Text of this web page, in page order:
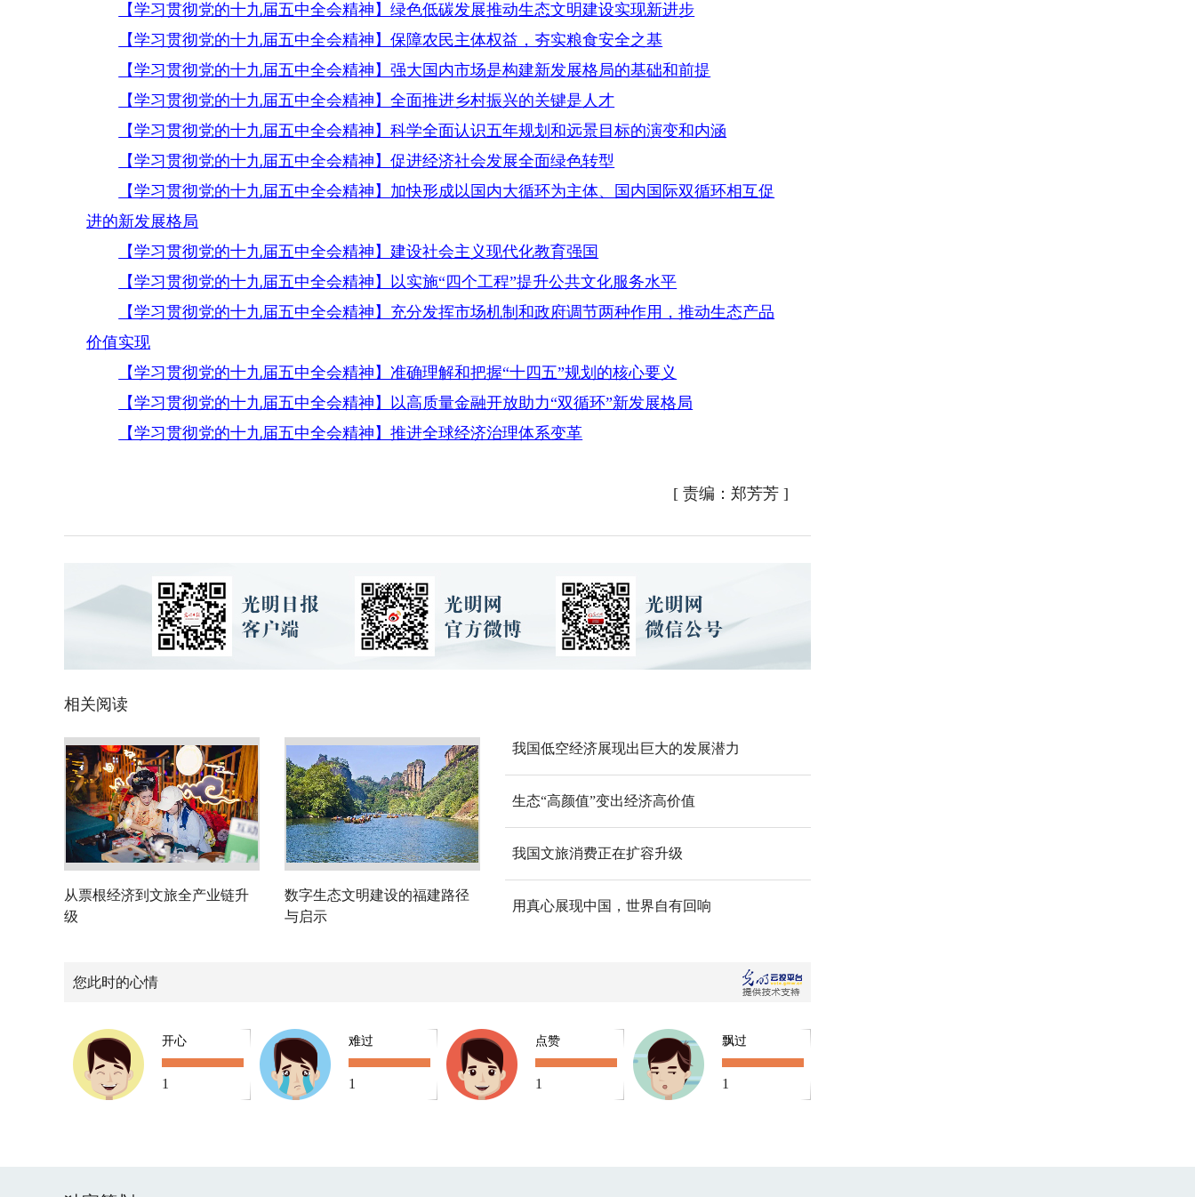
【学习贯彻党的十九届五中全会精神】绿色低碳发展推动生态文明建设实现新进步
【学习贯彻党的十九届五中全会精神】保障农民主体权益，夯实粮食安全之基
【学习贯彻党的十九届五中全会精神】强大国内市场是构建新发展格局的基础和前提
【学习贯彻党的十九届五中全会精神】全面推进乡村振兴的关键是人才
【学习贯彻党的十九届五中全会精神】科学全面认识五年规划和远景目标的演变和内涵
【学习贯彻党的十九届五中全会精神】促进经济社会发展全面绿色转型
【学习贯彻党的十九届五中全会精神】加快形成以国内大循环为主体、国内国际双循环相互促
进的新发展格局
【学习贯彻党的十九届五中全会精神】建设社会主义现代化教育强国
【学习贯彻党的十九届五中全会精神】以实施“四个工程”提升公共文化服务水平
【学习贯彻党的十九届五中全会精神】 充分发挥市场机制和政府调节两种作用，推动生态产品
价值实现
【学习贯彻党的十九届五中全会精神】准确理解和把握“十四五”规划的核心要义
【学习贯彻党的十九届五中全会精神】以高质量金融开放助力“双循环”新发展格局
【学习贯彻党的十九届五中全会精神】推进全球经济治理体系变革
[ 责编：郑芳芳]
相关阅读
从票根经济到文旅全产业链升
级
数字生态文明建设的福建路径
与启示
我国低空经济展现出巨大的发展潜力
生态“高颜值”变出经济高价值
我国文旅消费正在扩容升级
用真心展现中国，世界自有回响
您此时的心情
开心
1
难过
1
点赞
1
飘过
1